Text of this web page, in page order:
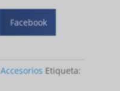
Facebook
Accesorios Etiqueta: